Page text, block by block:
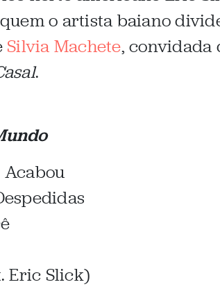
o artista baiano
Silvia Machete, convidada
.
Acabou
Eric Slick)